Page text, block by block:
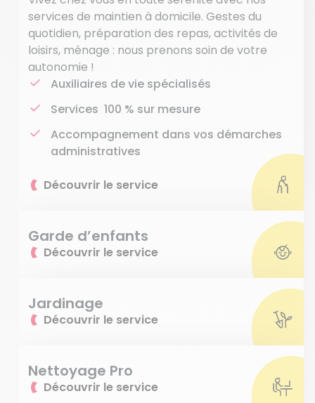
services de maintien à domicile. Gestes du
quotidien, préparation des repas, activités de
loisirs, ménage : nous prenons soin de votre
autonomie !
Auxiliaires de vie spécialisés
Services 100 % sur mesure
Accompagnement dans vos démarches
administratives
Découvrir le service
Garde d’enfants
Découvrir le service
Jardinage
Découvrir le service
Nettoyage Pro
Découvrir le service